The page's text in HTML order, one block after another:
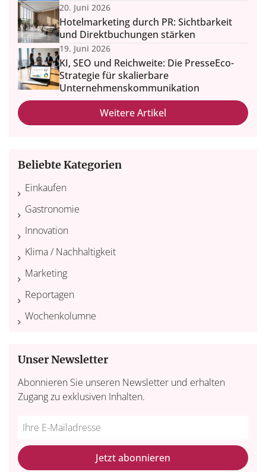
20. Juni 2026
Hotelmarketing durch PR: Sichtbarkeit
und Direktbuchungen stärken
19. Juni 2026
KI, SEO und Reichweite: Die PresseEco-
Strategie für skalierbare
Unternehmenskommunikation
Weitere Artikel
Beliebte Kategorien
Einkaufen
Gastronomie
Innovation
Klima / Nachhaltigkeit
Marketing
Reportagen
Wochenkolumne
Unser Newsletter
Abonnieren Sie unseren Newsletter und erhalten
Zugang zu exklusiven Inhalten.
Do
fill
this
*Ihre
Mailadresse:
Jetzt abonnieren